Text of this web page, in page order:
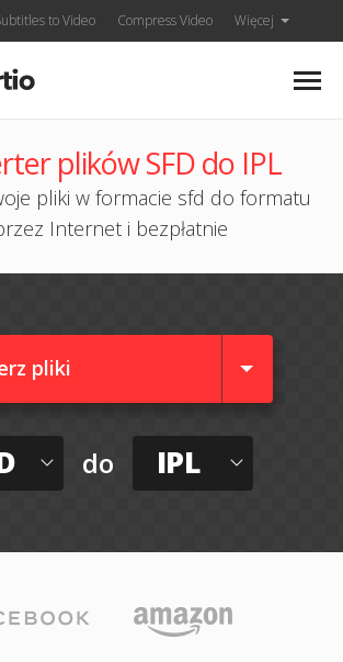
to Video Compress Video Więcej
plików SFD do IPL
pliki w formacie sfd do formatu
Internet i bezpłatnie
pliki
do IPL